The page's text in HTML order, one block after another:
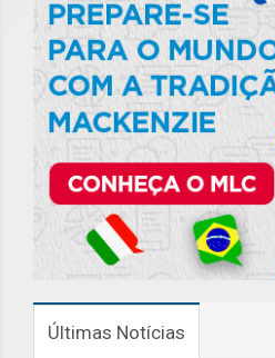
Últimas Notícias